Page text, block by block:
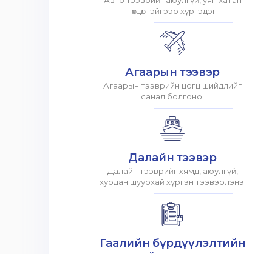
нөхцөлтэйгээр хүргэдэг.
Агаарын тээвэр
Агаарын тээврийн цогц шийдлийг
санал болгоно.
Далайн тээвэр
Далайн тээврийг хямд, аюулгүй,
хурдан шуурхай хүргэн тээвэрлэнэ.
Гаалийн бүрдүүлэлтийн